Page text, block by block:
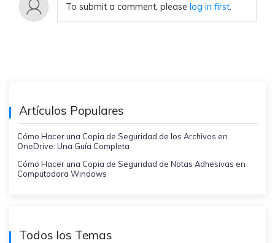
To submit a comment, please log in first.
Artículos Populares
Cómo Hacer una Copia de Seguridad de los Archivos en
OneDrive: Una Guía Completa
Cómo Hacer una Copia de Seguridad de Notas Adhesivas en
Computadora Windows
Todos los Temas